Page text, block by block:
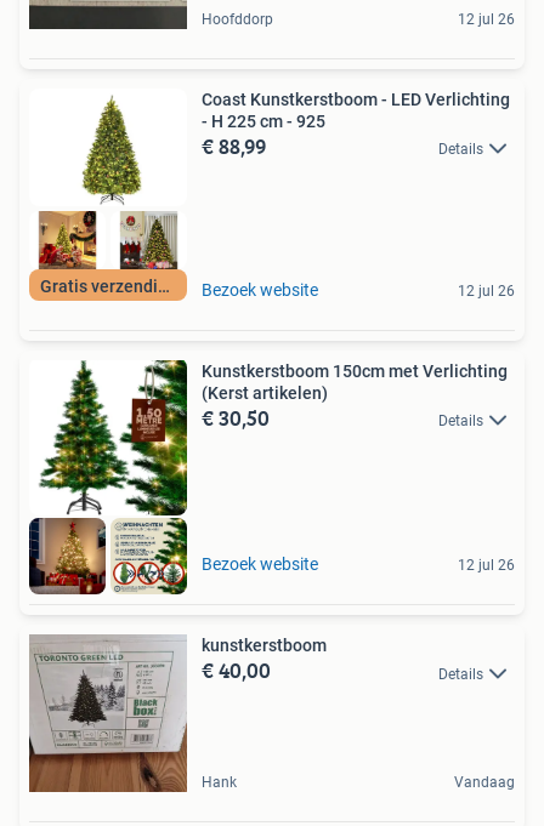
Hoofddorp 12 jul 26
Gratis verzending
Coast Kunstkerstboom - LED Verlichting
- H 225 cm - 925
€ 88,99 Details
Bezoek website 12 jul 26
Kunstkerstboom 150cm met Verlichting
(Kerst artikelen)
€ 30,50 Details
Bezoek website 12 jul 26
kunstkerstboom
€ 40,00 Details
Hank Vandaag